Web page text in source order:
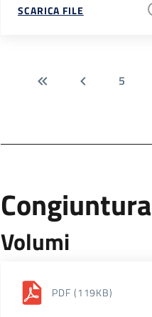
SCARICA FILE
5
Volumi
PDF (119KB)